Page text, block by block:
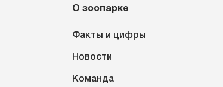
О зоопарке
Факты и цифры
Новости
Команда